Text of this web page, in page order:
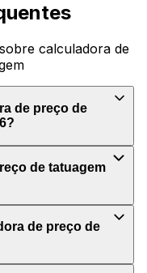
calculadora de
de preço de
de tatuagem
de preço de